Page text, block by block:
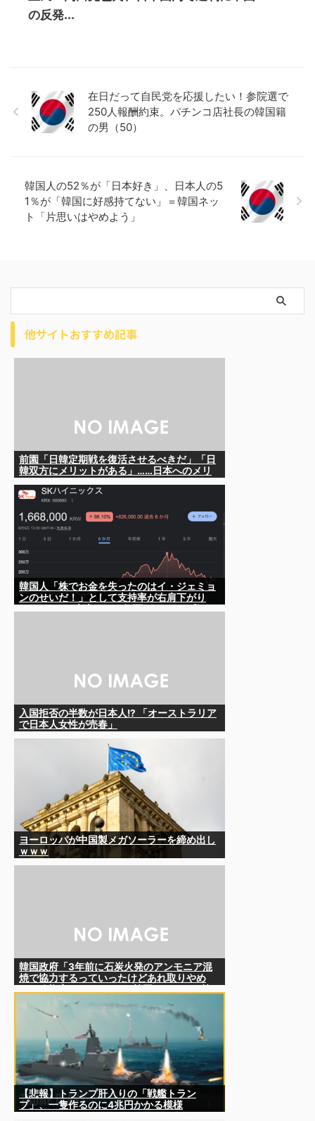
の反発...
在日だって自民党を応援したい！参院選で
250人報酬約束。パチンコ店社長の韓国籍
の男（50）
韓国人の52％が「日本好き」、日本人の5
1％が「韓国に好感持てない」＝韓国ネッ
ト「片思いはやめよう」
他サイトおすすめ記事
前園「日韓定期戦を復活させるべきだ」「日
韓双方にメリットがある」……日本へのメリ
韓国人「株でお金を失ったのはイ・ジェミョ
ンのせいだ！」として支持率が右肩下がり
入国拒否の半数が日本人!? 「オーストラリア
で日本人女性が売春」
ヨーロッパが中国製メガソーラーを締め出し
ｗｗｗ
韓国政府「3年前に石炭火発のアンモニア混
焼で協力するっていったけどあれ取りやめ
力ができない理由、これなんですよね
【悲報】トランプ肝入りの「戦艦トラン
プ」、一隻作るのに4兆円かかる模様